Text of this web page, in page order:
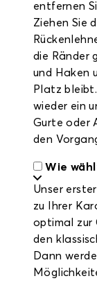
entfernen
Ziehen Sie
die Ränder
und Haken
Platz
wieder ein
Gurte oder
den
Wie
Unser
zu Ihrer
optimal zur
den
Dann